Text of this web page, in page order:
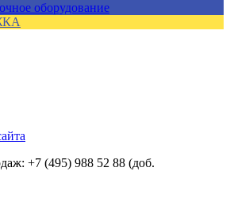
оборудование
+7 (495) 988 52 88 (доб.